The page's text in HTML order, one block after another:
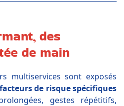
des
de main
multiservices sont exposés
facteurs de risque spécifiques
gestes répétitifs,